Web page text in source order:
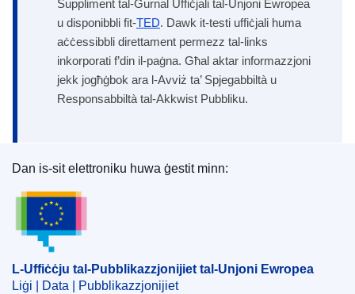
Suppliment tal-Ġurnal Uffiċjali tal-Unjoni Ewropea
u disponibbli fit-TED. Dawk it-testi uffiċjali huma
aċċessibbli direttament permezz tal-links
inkorporati f’din il-paġna. Għal aktar informazzjoni
jekk jogħġbok ara l-Avviż ta’ Spjegabbiltà u
Responsabbiltà tal-Akkwist Pubbliku.
L-Uffiċċju tal-Pubblikazzjonijiet tal-Unjoni
Dan is-sit elettroniku huwa ġestit minn:
L-Uffiċċju tal-Pubblikazzjonijiet tal-Unjoni Ewropea
Liġi | Data | Pubblikazzjonijiet